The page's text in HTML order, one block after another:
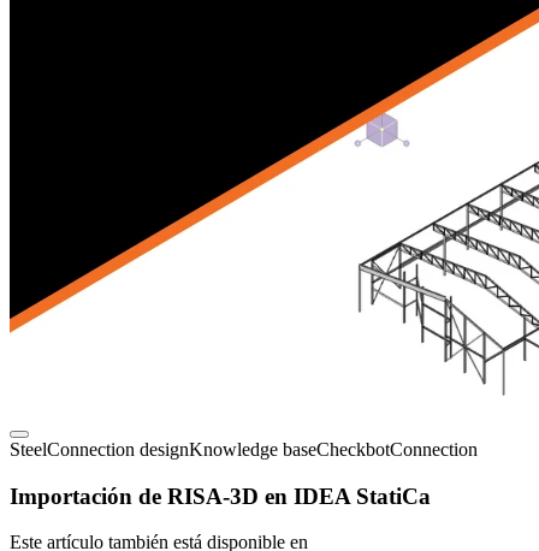
SteelConnection designKnowledge baseCheckbotConnection
Importación de RISA-3D en IDEA StatiCa
Este artículo también está disponible en